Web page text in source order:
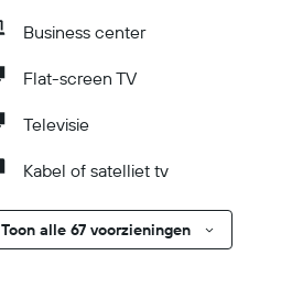
Business center
Flat-screen TV
Televisie
Kabel of satelliet tv
Toon alle 67 voorzieningen